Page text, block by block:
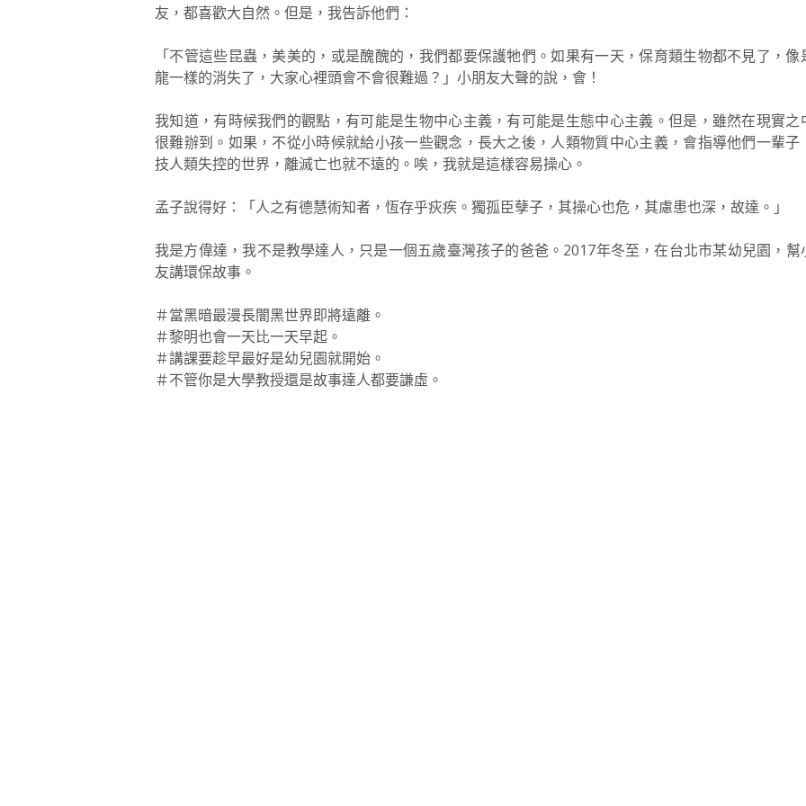
友，都喜歡大自然。但是，我告訴他們：
「不管這些昆蟲，美美的，或是醜醜的，我們都要保護牠們。如果有一天，保育類生物都不見了，像
龍一樣的消失了，大家心裡頭會不會很難過？」小朋友大聲的說，會！
我知道，有時候我們的觀點，有可能是生物中心主義，有可能是生態中心主義。但是，雖然在現實之
很難辦到。如果，不從小時候就給小孩一些觀念，長大之後，人類物質中心主義，會指導他們一輩子
技人類失控的世界，離滅亡也就不遠的。唉，我就是這樣容易操心。
孟子說得好：「人之有德慧術知者，恆存乎疢疾。獨孤臣孽子，其操心也危，其慮患也深，故達。」
我是方偉達，我不是教學達人，只是一個五歲臺灣孩子的爸爸。2017年冬至，在台北市某幼兒園，幫
友講環保故事。
＃當黑暗最漫長闇黑世界即將遠離。
＃黎明也會一天比一天早起。
＃講課要趁早最好是幼兒園就開始。
＃不管你是大學教授還是故事達人都要謙虛。